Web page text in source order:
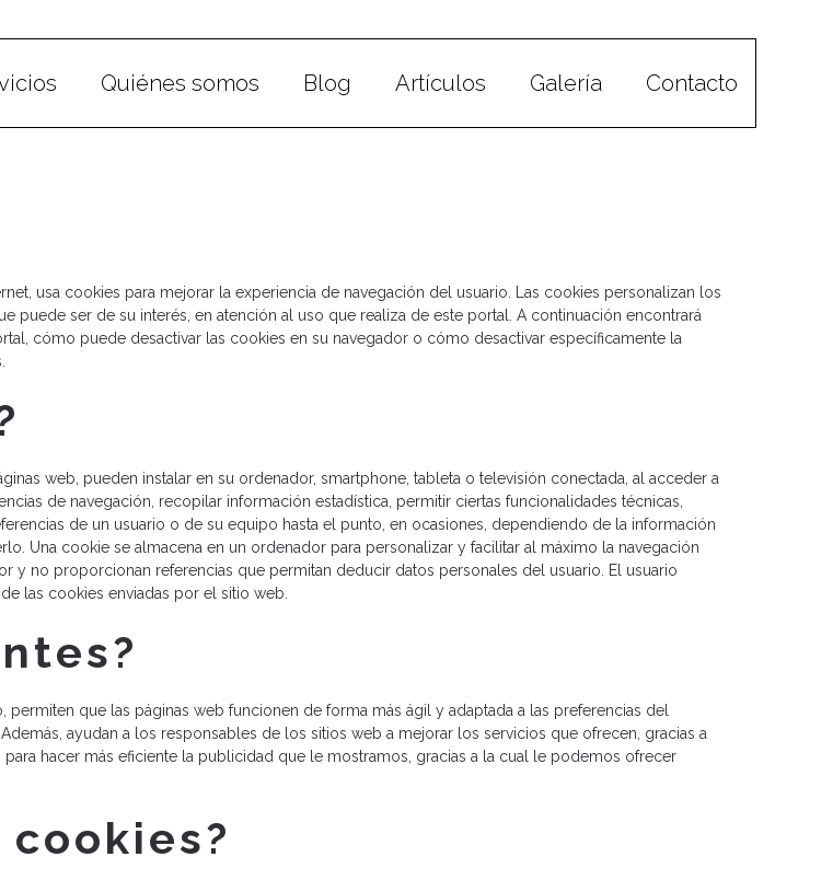
Quiénes somos Blog Artículos Galería Contacto
usa cookies para mejorar la experiencia de navegación del usuario. Las cookies personalizan los
ser de su interés, en atención al uso que realiza de este portal. A continuación encontrará
cómo puede desactivar las cookies en su navegador o cómo desactivar específicamente la
web, pueden instalar en su ordenador, smartphone, tableta o televisión conectada, al acceder a
de navegación, recopilar información estadística, permitir ciertas funcionalidades técnicas,
de un usuario o de su equipo hasta el punto, en ocasiones, dependiendo de la información
Una cookie se almacena en un ordenador para personalizar y facilitar al máximo la navegación
y no proporcionan referencias que permitan deducir datos personales del usuario. El usuario
las cookies enviadas por el sitio web.
que las páginas web funcionen de forma más ágil y adaptada a las preferencias del
ayudan a los responsables de los sitios web a mejorar los servicios que ofrecen, gracias a
hacer más eficiente la publicidad que le mostramos, gracias a la cual le podemos ofrecer